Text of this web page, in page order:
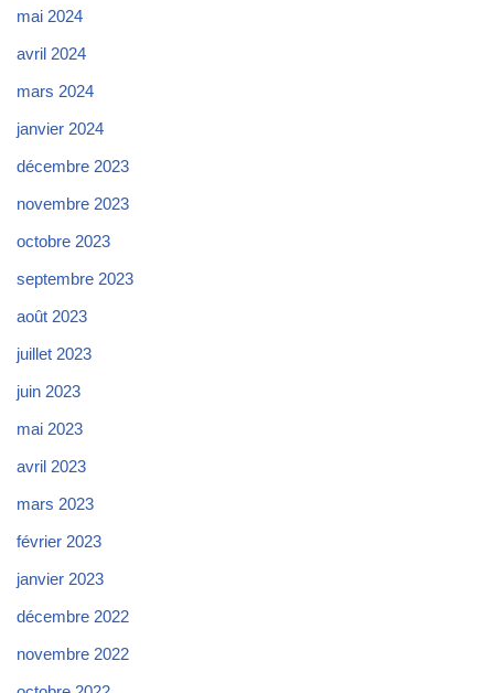
mai 2024
avril 2024
mars 2024
janvier 2024
décembre 2023
novembre 2023
octobre 2023
septembre 2023
août 2023
juillet 2023
juin 2023
mai 2023
avril 2023
mars 2023
février 2023
janvier 2023
décembre 2022
novembre 2022